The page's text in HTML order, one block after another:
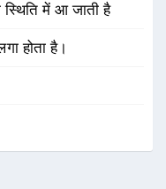
में आ जाती है
होता है।